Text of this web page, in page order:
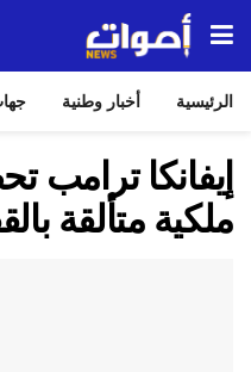
الرئيسية أخبار وطنية
إيفانكا ترامب
ملكية متألقة